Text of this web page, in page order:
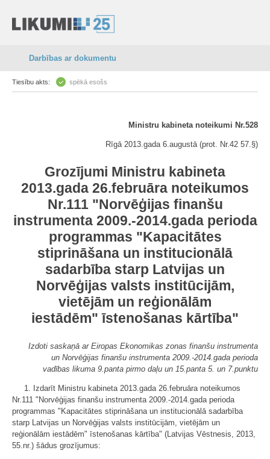
Darbības ar dokumentu
Tiesību akts: spēkā esošs
Ministru kabineta noteikumi Nr.528
Rīgā 2013.gada 6.augustā (prot. Nr.42 57.§)
Grozījumi Ministru kabineta
2013.gada 26.februāra noteikumos
Nr.111 "Norvēģijas finanšu
instrumenta 2009.-2014.gada perioda
programmas "Kapacitātes
stiprināšana un institucionālā
sadarbība starp Latvijas un
Norvēģijas valsts institūcijām,
vietējām un reģionālām
iestādēm" īstenošanas kārtība"
Izdoti saskaņā ar Eiropas Ekonomikas zonas finanšu instrumenta
un Norvēģijas finanšu instrumenta 2009.-2014.gada perioda
vadības likuma 9.panta pirmo daļu un 15.panta 5. un 7.punktu
1. Izdarīt Ministru kabineta 2013.gada 26.februāra noteikumos
Nr.111 "Norvēģijas finanšu instrumenta 2009.-2014.gada perioda
programmas "Kapacitātes stiprināšana un institucionālā sadarbība
starp Latvijas un Norvēģijas valsts institūcijām, vietējām un
reģionālām iestādēm" īstenošanas kārtība" (Latvijas Vēstnesis, 2013,
55.nr.) šādus grozījumus: